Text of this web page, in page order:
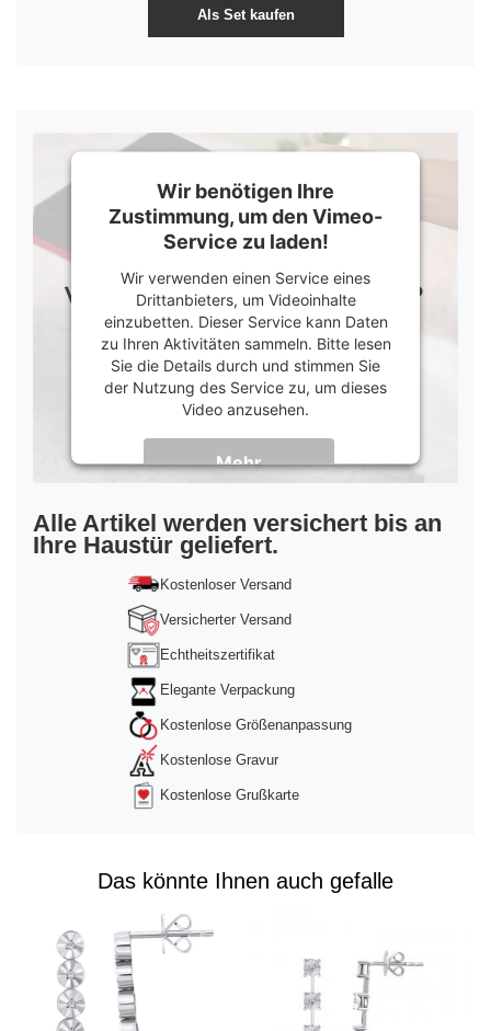
Wir benötigen Ihre
Zustimmung, um den Vimeo-
Service zu laden!
Wir verwenden einen Service eines
Drittanbieters, um Videoinhalte
einzubetten. Dieser Service kann Daten
zu Ihren Aktivitäten sammeln. Bitte lesen
Sie die Details durch und stimmen Sie
der Nutzung des Service zu, um dieses
Video anzusehen.
Mehr
Informationen
Akzeptieren
powered byUsercentrics Consent
Management Platform&Trusted Shops
Alle Artikel werden versichert bis an
Ihre Haustür geliefert.
Kostenloser Versand
Versicherter Versand
Echtheitszertifikat
Elegante Verpackung
Kostenlose Größenanpassung
Kostenlose Gravur
Kostenlose Grußkarte
Das könnte Ihnen auch gefalle